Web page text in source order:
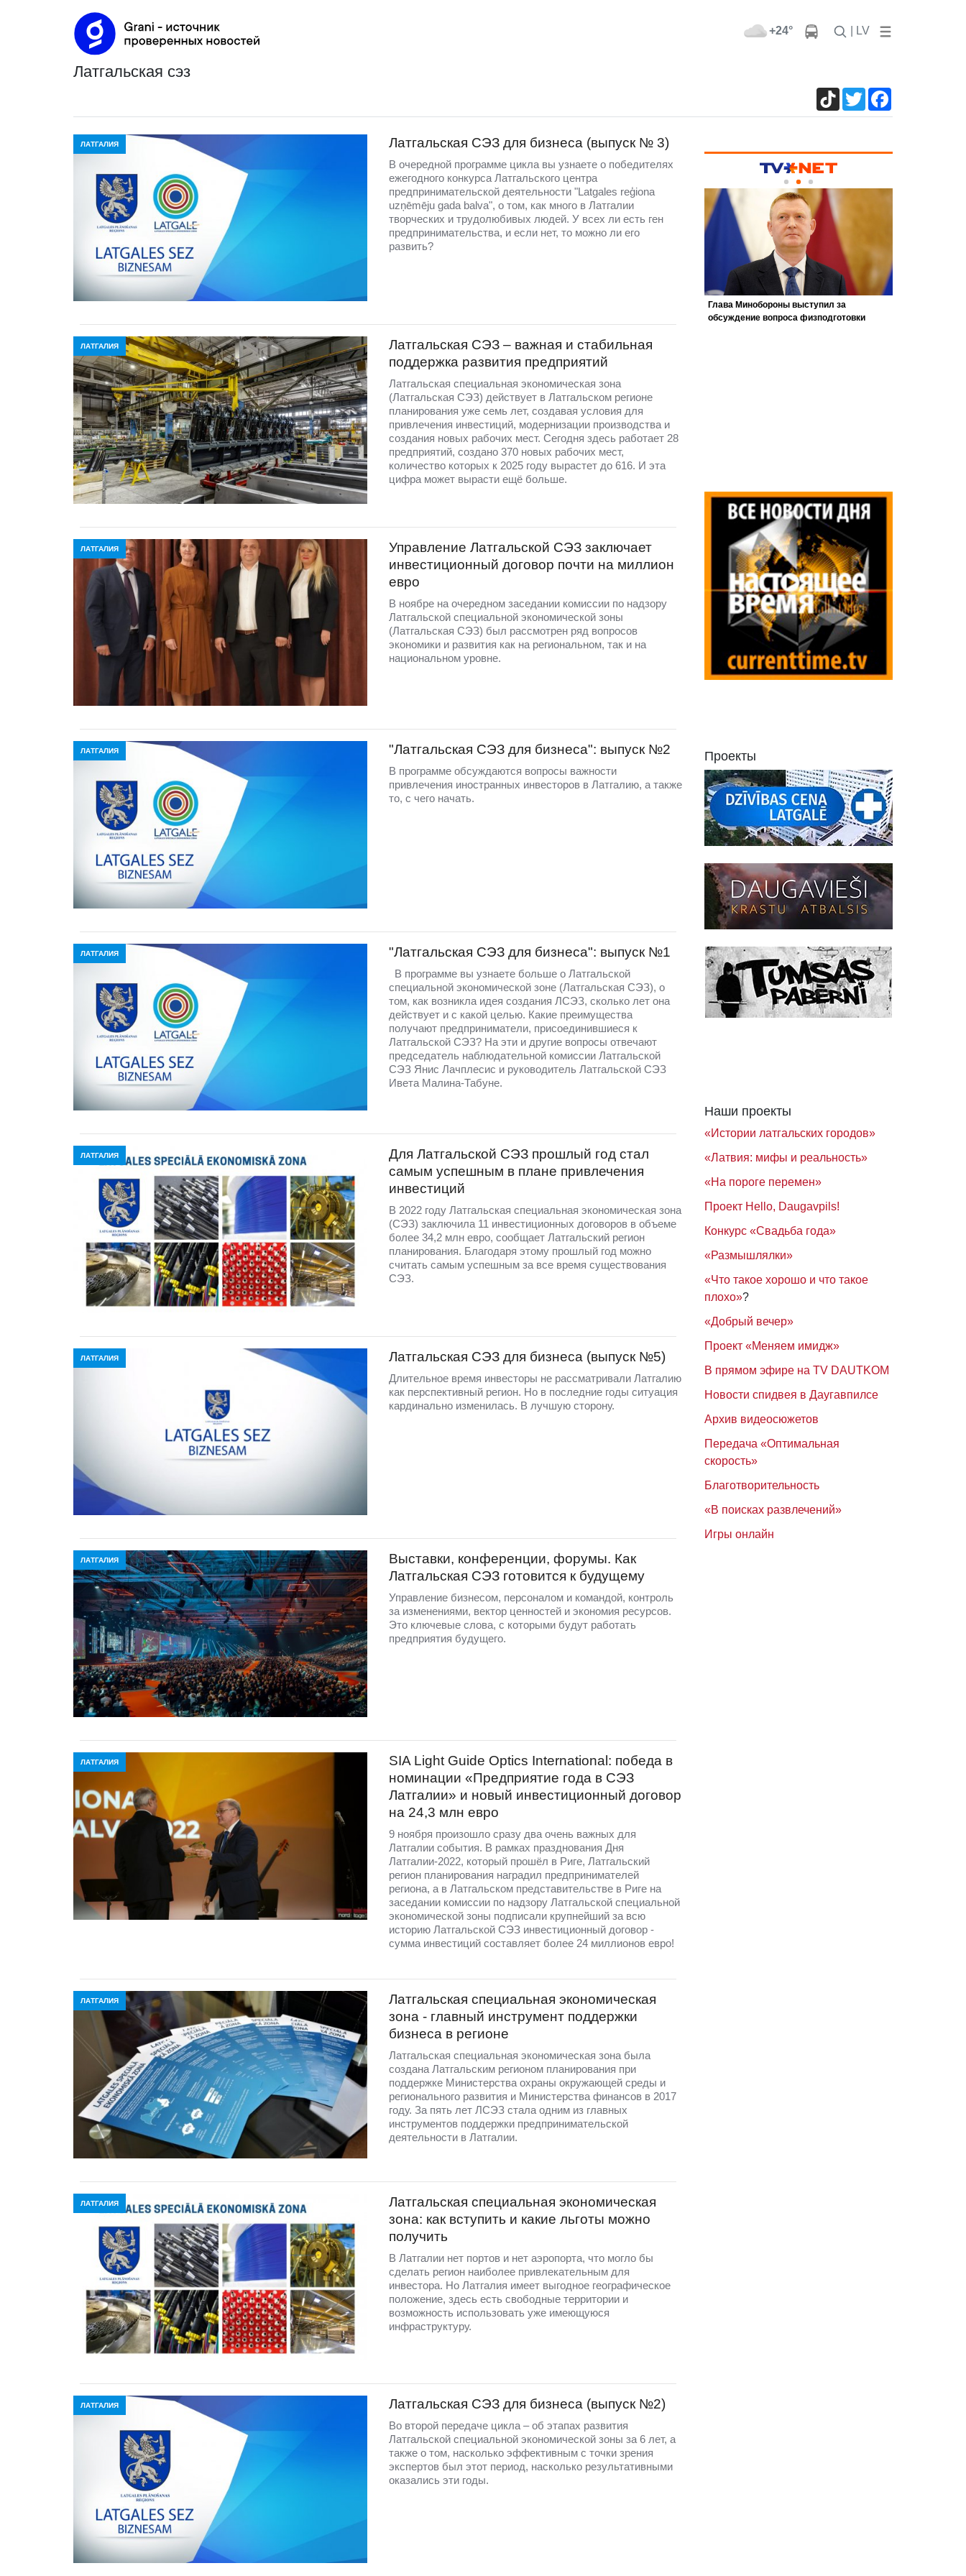
+24° | LV
латгальская сэз
TikTokTwitter
ЛАТГАЛИЯ Латгальская СЭЗ для бизнеса (выпуск № 3)
В очередной программе цикла вы узнаете о победителях
ежегодного конкурса Латгальского центра
предпринимательской деятельности "Latgales reģiona
uzņēmēju gada balva", о том, как много в Латгалии
творческих и трудолюбивых людей. У всех ли есть ген
предпринимательства, и если нет, то можно ли его
развить?
ЛАТГАЛИЯ
Латгальская СЭЗ – важная и стабильная
поддержка развития предприятий
Латгальская специальная экономическая зона
(Латгальская СЭЗ) действует в Латгальском регионе
планирования уже семь лет, создавая условия для
привлечения инвестиций, модернизации производства и
создания новых рабочих мест. Сегодня здесь работает 28
предприятий, создано 370 новых рабочих мест,
количество которых к 2025 году вырастет до 616. И эта
цифра может вырасти ещё больше.
ЛАТГАЛИЯ
Управление Латгальской СЭЗ заключает
инвестиционный договор почти на миллион
евро
В ноябре на очередном заседании комиссии по надзору
Латгальской специальной экономической зоны
(Латгальская СЭЗ) был рассмотрен ряд вопросов
экономики и развития как на региональном, так и на
национальном уровне.
ЛАТГАЛИЯ "Латгальская СЭЗ для бизнеса": выпуск №2
В программе обсуждаются вопросы важности
привлечения иностранных инвесторов в Латгалию, а также
то, с чего начать.
ЛАТГАЛИЯ "Латгальская СЭЗ для бизнеса": выпуск №1
В программе вы узнаете больше о Латгальской
специальной экономической зоне (Латгальская СЭЗ), о
том, как возникла идея создания ЛСЭЗ, сколько лет она
действует и с какой целью. Какие преимущества
получают предприниматели, присоединившиеся к
Латгальской СЭЗ? На эти и другие вопросы отвечают
председатель наблюдательной комиссии Латгальской
СЭЗ Янис Лачплесис и руководитель Латгальской СЭЗ
Ивета Малина-Табуне.
ЛАТГАЛИЯ
Для Латгальской СЭЗ прошлый год стал
самым успешным в плане привлечения
инвестиций
В 2022 году Латгальская специальная экономическая зона
(СЭЗ) заключила 11 инвестиционных договоров в объеме
более 34,2 млн евро, сообщает Латгальский регион
планирования. Благодаря этому прошлый год можно
считать самым успешным за все время существования
СЭЗ.
ЛАТГАЛИЯ Латгальская СЭЗ для бизнеса (выпуск №5)
Длительное время инвесторы не рассматривали Латгалию
как перспективный регион. Но в последние годы ситуация
кардинально изменилась. В лучшую сторону.
ЛАТГАЛИЯ
Выставки, конференции, форумы. Как
Латгальская СЭЗ готовится к будущему
Управление бизнесом, персоналом и командой, контроль
за изменениями, вектор ценностей и экономия ресурсов.
Это ключевые слова, с которыми будут работать
предприятия будущего.
ЛАТГАЛИЯ
SIA Light Guide Optics International: победа в
номинации «Предприятие года в СЭЗ
Латгалии» и новый инвестиционный договор
на 24,3 млн евро
9 ноября произошло сразу два очень важных для
Латгалии события. В рамках празднования Дня
Латгалии-2022, который прошёл в Риге, Латгальский
регион планирования наградил предпринимателей
региона, а в Латгальском представительстве в Риге на
заседании комиссии по надзору Латгальской специальной
экономической зоны подписали крупнейший за всю
историю Латгальской СЭЗ инвестиционный договор -
сумма инвестиций составляет более 24 миллионов евро!
ЛАТГАЛИЯ
Латгальская специальная экономическая
зона - главный инструмент поддержки
бизнеса в регионе
Латгальская специальная экономическая зона была
создана Латгальским регионом планирования при
поддержке Министерства охраны окружающей среды и
регионального развития и Министерства финансов в 2017
году. За пять лет ЛСЭЗ стала одним из главных
инструментов поддержки предпринимательской
деятельности в Латгалии.
ЛАТГАЛИЯ
Латгальская специальная экономическая
зона: как вступить и какие льготы можно
получить
В Латгалии нет портов и нет аэропорта, что могло бы
сделать регион наиболее привлекательным для
инвестора. Но Латгалия имеет выгодное географическое
положение, здесь есть свободные территории и
возможность использовать уже имеющуюся
инфраструктуру.
ЛАТГАЛИЯ Латгальская СЭЗ для бизнеса (выпуск №2)
Во второй передаче цикла – об этапах развития
Латгальской специальной экономической зоны за 6 лет, а
также о том, насколько эффективным с точки зрения
экспертов был этот период, насколько результативными
оказались эти годы.
Проекты
Наши проекты
«Истории латгальских городов»
«Латвия: мифы и реальность»
«На пороге перемен»
Проект Hello, Daugavpils!
Конкурс «Свадьба года»
«Размышлялки»
«Что такое хорошо и что такое
плохо»?
«Добрый вечер»
Проект «Меняем имидж»
В прямом эфире на TV DAUTKOM
Новости спидвея в Даугавпилсе
Архив видеосюжетов
Передача «Оптимальная
скорость»
Благотворительность
«В поисках развлечений»
Игры онлайн